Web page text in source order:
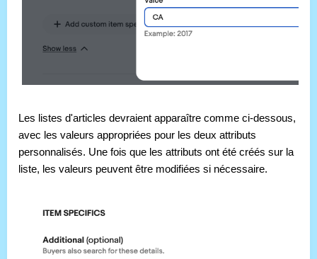
Les listes d'articles devraient apparaître comme ci-dessous,
avec les valeurs appropriées pour les deux attributs
personnalisés. Une fois que les attributs ont été créés sur la
liste, les valeurs peuvent être modifiées si nécessaire.